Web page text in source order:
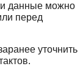
данные можно
перед
уточнить